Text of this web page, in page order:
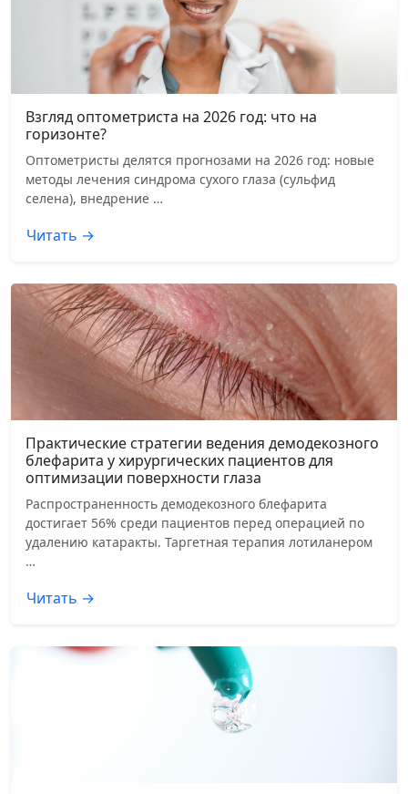
Взгляд оптометриста на 2026 год: что на
горизонте?
Оптометристы делятся прогнозами на 2026 год: новые
методы лечения синдрома сухого глаза (сульфид
селена), внедрение …
Читать →
Практические стратегии ведения демодекозного
блефарита у хирургических пациентов для
оптимизации поверхности глаза
Распространенность демодекозного блефарита
достигает 56% среди пациентов перед операцией по
удалению катаракты. Таргетная терапия лотиланером
…
Читать →